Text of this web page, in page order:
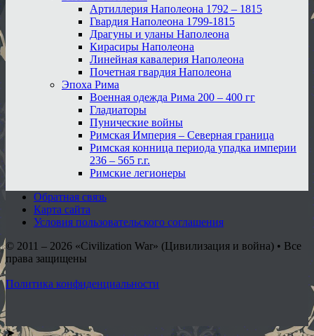
Артиллерия Наполеона 1792 – 1815
Гвардия Наполеона 1799-1815
Драгуны и уланы Наполеона
Кирасиры Наполеона
Линейная кавалерия Наполеона
Почетная гвардия Наполеона
Эпоха Рима
Военная одежда Рима 200 – 400 гг
Гладиаторы
Пунические войны
Римская Империя – Северная граница
Римская конница периода упадка империи
236 – 565 г.г.
Римские легионеры
Обратная связь
Карта сайта
Условия пользовательского соглашения
© 2011 – 2026 «Civilization War» (Цивилизация и война) • Все
права защищены
Политика конфиденциальности
➤